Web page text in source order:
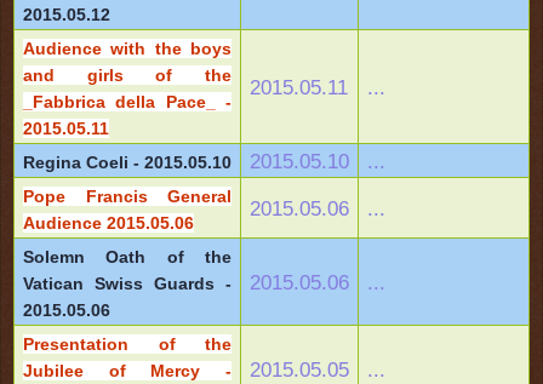
2015.05.12
Audience with the boys
and girls of the
_Fabbrica della Pace_ -
2015.05.11
2015.05.11 ...
Regina Coeli - 2015.05.10 2015.05.10 ...
Pope Francis General
Audience 2015.05.06
2015.05.06 ...
Solemn Oath of the
Vatican Swiss Guards -
2015.05.06
2015.05.06 ...
Presentation of the
Jubilee of Mercy -
2015.05.05 ...